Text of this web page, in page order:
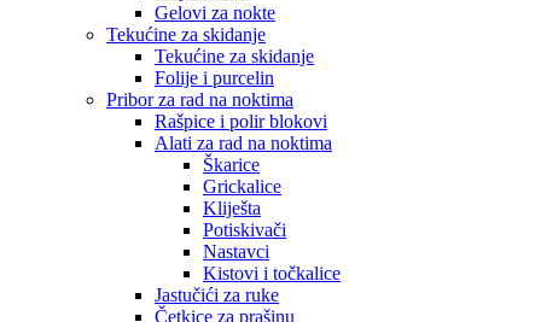
Gelovi za nokte
Tekućine za skidanje
Tekućine za skidanje
Folije i purcelin
Pribor za rad na noktima
Rašpice i polir blokovi
Alati za rad na noktima
Škarice
Grickalice
Kliješta
Potiskivači
Nastavci
Kistovi i točkalice
Jastučići za ruke
Četkice za prašinu